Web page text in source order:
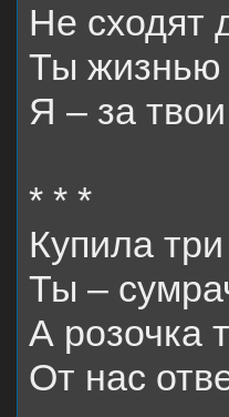
Не сходят
Ты жизнью
Я – за
* * *
Купила
Ты –
А розочка
От нас